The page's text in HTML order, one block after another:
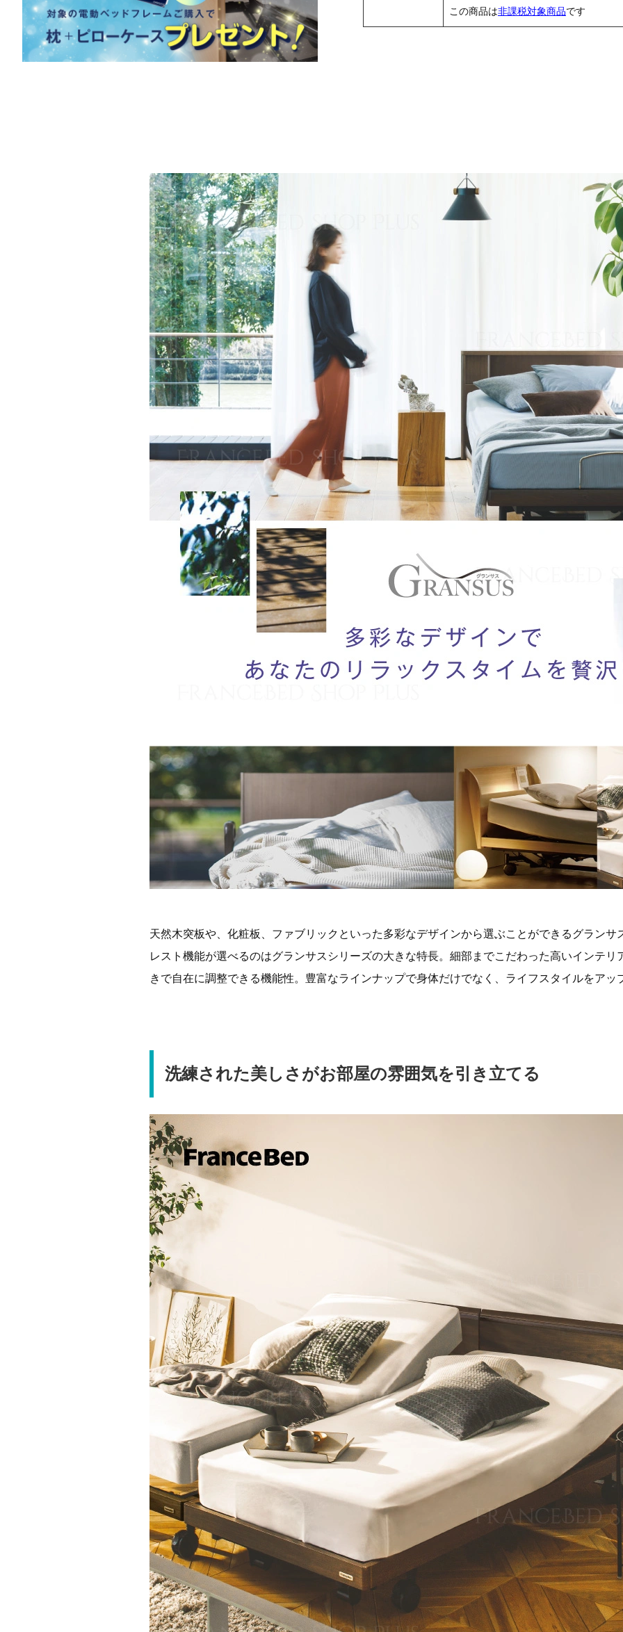
この商品は非課税対象商品です
天然木突板や、化粧板、ファブリックといった多彩なデザインから選ぶことができるグランサ
レスト機能が選べるのはグランサスシリーズの大きな特長。細部までこだわった高いインテリ
きで自在に調整できる機能性。豊富なラインナップで身体だけでなく、ライフスタイルをアッ
洗練された美しさがお部屋の雰囲気を引き立てる